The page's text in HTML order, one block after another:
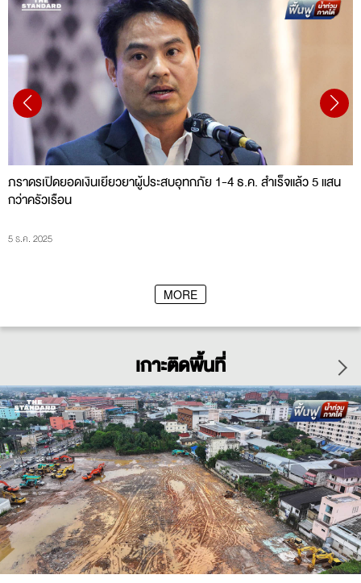
ภราดรเปิดยอดเงินเยียวยาผู้ประสบอุทกภัย 1-4 ธ.ค. สำเร็จแล้ว 5 แสน
กว่าครัวเรือน
5 ธ.ค. 2025
MORE
เกาะติดพื้นที่